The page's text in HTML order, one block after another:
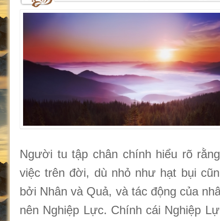
Người tu tập chân chính hiểu rõ
việc trên đời, dù nhỏ như hạt bụi
bởi Nhân và Quả, và tác động của
nên Nghiệp Lực. Chính cái Nghiệp